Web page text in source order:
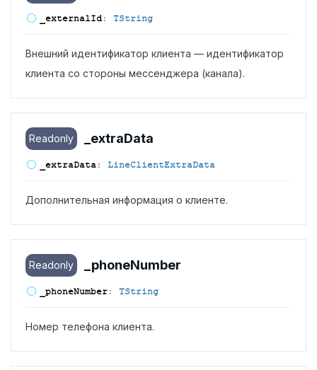
_externalId: TString
Внешний идентификатор клиента — идентификатор
клиента со стороны мессенджера (канала).
Readonly _extraData
_extraData: LineClientExtraData
Дополнительная информация о клиенте.
Readonly _phoneNumber
_phoneNumber: TString
Номер телефона клиента.